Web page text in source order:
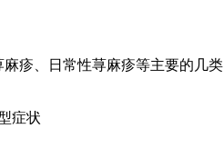
疹、日常性荨麻疹等主要的几